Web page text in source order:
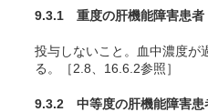
9.3.1 重度の肝機能障害患者
投与しないこと。血中濃度が
る。［2.8、16.6.2参照］
9.3.2 中等度の肝機能障害患